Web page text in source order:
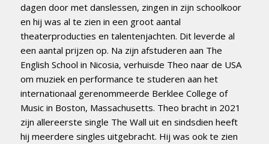
dagen door met danslessen, zingen in zijn schoolkoor
en hij was al te zien in een groot aantal
theaterproducties en talentenjachten. Dit leverde al
een aantal prijzen op. Na zijn afstuderen aan The
English School in Nicosia, verhuisde Theo naar de USA
om muziek en performance te studeren aan het
internationaal gerenommeerde Berklee College of
Music in Boston, Massachusetts. Theo bracht in 2021
zijn allereerste single The Wall uit en sindsdien heeft
hij meerdere singles uitgebracht. Hij was ook te zien